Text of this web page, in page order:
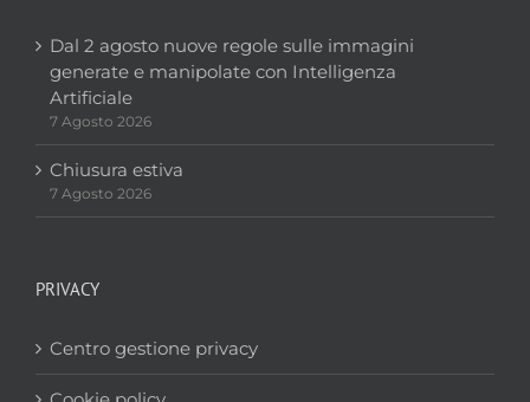
Dal 2 agosto nuove regole sulle immagini
generate e manipolate con Intelligenza
Artificiale
7 Agosto 2026
Chiusura estiva
7 Agosto 2026
PRIVACY
Centro gestione privacy